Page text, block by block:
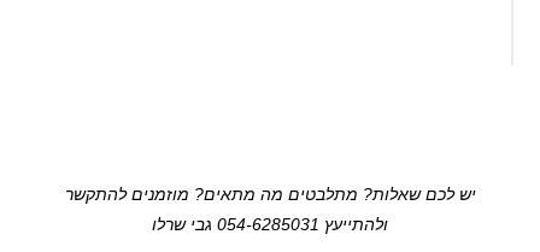
יש לכם שאלות? מתלבטים מה מתאים? מוזמנים להתקשר
ולהתייעץ 054-6285031 גבי שרלו